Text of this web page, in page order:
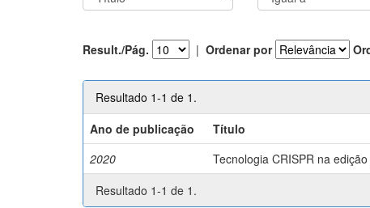
Result./Pág. | Ordenar por
Resultado 1-1 de 1.
Ano de publicação
Título
2020
Tecnologia CRISPR na
Resultado 1-1 de 1.